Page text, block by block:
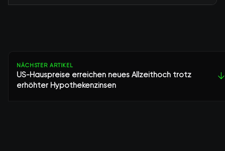
NÄCHSTER ARTIKEL
US-Hauspreise erreichen neues Allzeithoch trotz
erhöhter Hypothekenzinsen
↓